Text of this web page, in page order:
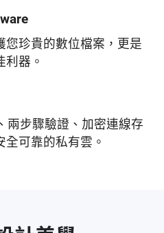
您珍貴的數位檔案，更是
器。
兩步驟驗證、加密連線存
可靠的私有雲。